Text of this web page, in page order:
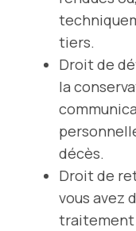
tiers.
Droit de
la
décès.
Droit de
vous avez
traitement